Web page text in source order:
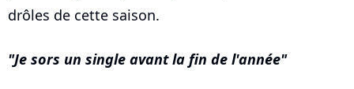
drôles de cette saison.
Je sors un single avant la fin de l'année